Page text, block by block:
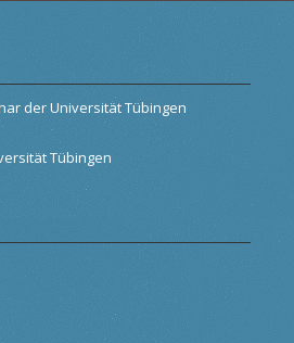
der Universität Tübingen
Tübingen